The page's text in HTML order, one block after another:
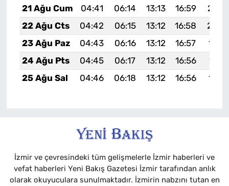
21 Ağu Cum
04:41 06:14 13:13 16:59
22 Ağu Cts
04:42 06:15 13:12 16:58
23 Ağu Paz
04:43 06:16 13:12 16:57
24 Ağu Pts
04:45 06:17 13:12 16:56
19:57
25 Ağu Sal
04:46 06:18 13:12 16:56
İzmir ve çevresindeki tüm gelişmelerle İzmir haberleri ve
vefat haberleri Yeni Bakış Gazetesi İzmir tarafından anlık
olarak okuyuculara sunulmaktadır. İzmirin nabzını tutan en